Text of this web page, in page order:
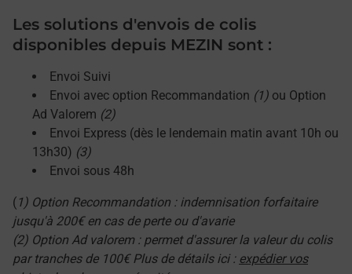
Les solutions d'envois de colis
disponibles depuis MEZIN sont :
Envoi Suivi
Envoi avec option Recommandation (1) ou Option
Ad Valorem (2)
Envoi Express (dès le lendemain matin avant 10h ou
13h30) (3)
Envoi sous 48h
( 1) Option Recommandation : indemnisation forfaitaire
jusqu'à 200€ en cas de perte ou d'avarie
(2) Option Ad valorem : permet d'assurer la valeur du colis
par tranches de 100€ Plus de détails ici : expédier vos